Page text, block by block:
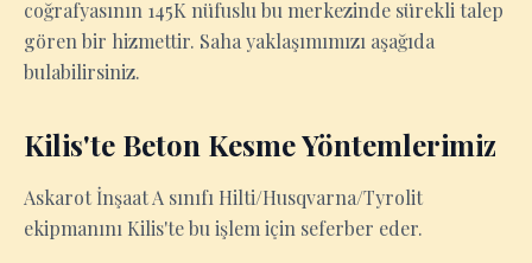
coğrafyasının 145K nüfuslu bu merkezinde sürekli talep
gören bir hizmettir. Saha yaklaşımımızı aşağıda
bulabilirsiniz.
Kilis'te Beton Kesme Yöntemlerimiz
Askarot İnşaat A sınıfı Hilti/Husqvarna/Tyrolit
ekipmanını Kilis'te bu işlem için seferber eder.